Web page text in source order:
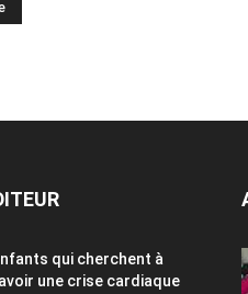
qui cherchent à
une crise cardiaque